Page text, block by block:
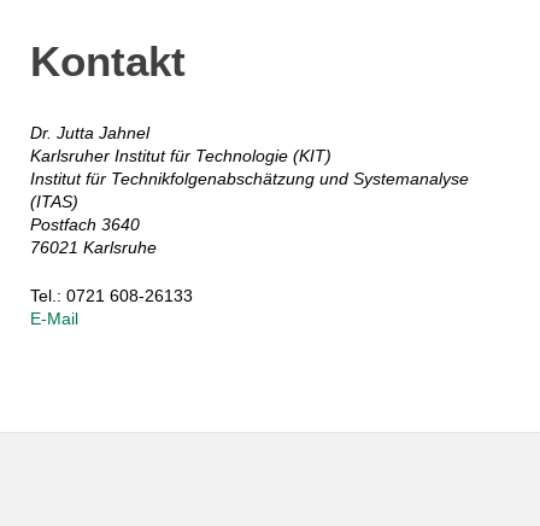
Kontakt
Dr. Jutta Jahnel
Karlsruher Institut für Technologie (KIT)
Institut für Technikfolgenabschätzung und Systemanalyse
(ITAS)
Postfach 3640
76021 Karlsruhe
Tel.: 0721 608-26133
E-Mail